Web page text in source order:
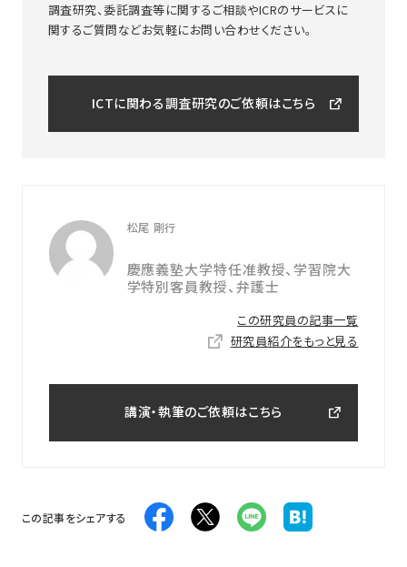
調査研究、委託調査等に関するご相談やICRのサービスに
関するご質問などお気軽にお問い合わせください。
ICTに関わる調査研究のご依頼はこちら
松尾 剛行
慶應義塾大学特任准教授、学習院大
学特別客員教授、弁護士
この研究員の記事一覧
研究員紹介をもっと見る
講演・執筆のご依頼はこちら
この記事をシェアする